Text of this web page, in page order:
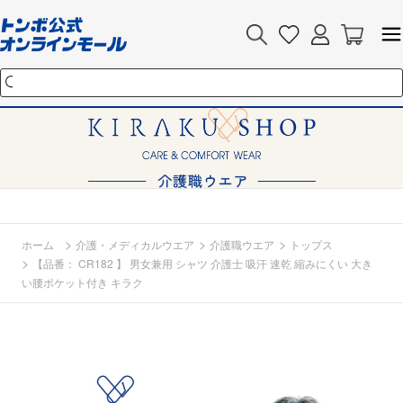
ホーム > 介護・メディカルウエア > 介護職ウエア > トップス
>
【品番： CR182 】 男女兼用 シャツ 介護士 吸汗 速乾 縮みにくい 大き
い腰ポケット付き キラク